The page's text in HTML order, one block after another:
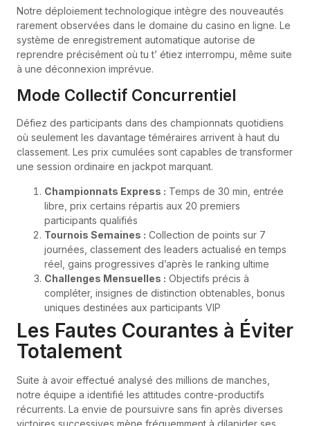
Notre déploiement technologique intègre des nouveautés
rarement observées dans le domaine du casino en ligne. Le
système de enregistrement automatique autorise de
reprendre précisément où tu t’ étiez interrompu, même suite
à une déconnexion imprévue.
Mode Collectif Concurrentiel
Défiez des participants dans des championnats quotidiens
où seulement les davantage téméraires arrivent à haut du
classement. Les prix cumulées sont capables de transformer
une session ordinaire en jackpot marquant.
Championnats Express : Temps de 30 min, entrée
libre, prix certains répartis aux 20 premiers
participants qualifiés
Tournois Semaines : Collection de points sur 7
journées, classement des leaders actualisé en temps
réel, gains progressives d’après le ranking ultime
Challenges Mensuelles : Objectifs précis à
compléter, insignes de distinction obtenables, bonus
uniques destinées aux participants VIP
Les Fautes Courantes à Éviter
Totalement
Suite à avoir effectué analysé des millions de manches,
notre équipe a identifié les attitudes contre-productifs
récurrents. La envie de poursuivre sans fin après diverses
victoires successives mène fréquemment à dilapider ses